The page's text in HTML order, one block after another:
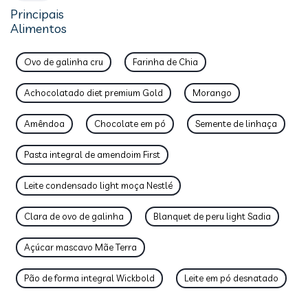
Principais
Alimentos
Ovo de galinha cru Farinha de Chia
Achocolatado diet premium Gold Morango
Amêndoa Chocolate em pó Semente de linhaça
Pasta integral de amendoim First
Leite condensado light moça Nestlé
Clara de ovo de galinha Blanquet de peru light Sadia
Açúcar mascavo Mãe Terra
Pão de forma integral Wickbold Leite em pó desnatado